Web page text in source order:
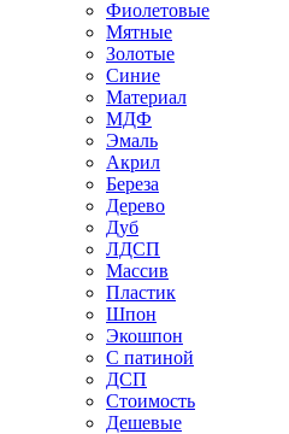
Фиолетовые
Мятные
Золотые
Синие
Материал
МДФ
Эмаль
Акрил
Береза
Дерево
Дуб
ЛДСП
Массив
Пластик
Шпон
Экошпон
С патиной
ДСП
Стоимость
Дешевые